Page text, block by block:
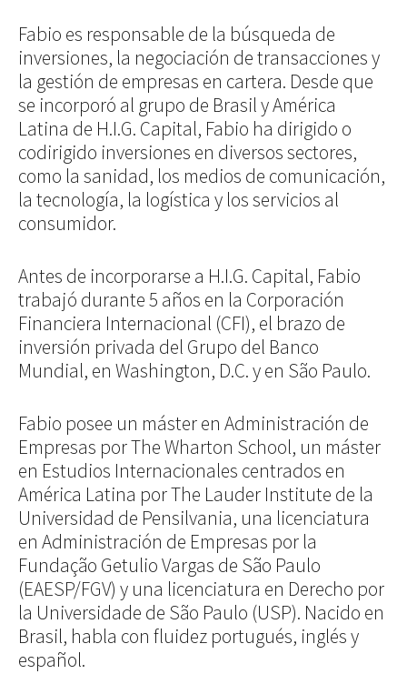
Fabio es responsable de la búsqueda de
inversiones, la negociación de transacciones y
la gestión de empresas en cartera. Desde que
se incorporó al grupo de Brasil y América
Latina de H.I.G. Capital, Fabio ha dirigido o
codirigido inversiones en diversos sectores,
como la sanidad, los medios de comunicación,
la tecnología, la logística y los servicios al
consumidor.
Antes de incorporarse a H.I.G. Capital, Fabio
trabajó durante 5 años en la Corporación
Financiera Internacional (CFI), el brazo de
inversión privada del Grupo del Banco
Mundial, en Washington, D.C. y en São Paulo.
Fabio posee un máster en Administración de
Empresas por The Wharton School, un máster
en Estudios Internacionales centrados en
América Latina por The Lauder Institute de la
Universidad de Pensilvania, una licenciatura
en Administración de Empresas por la
Fundação Getulio Vargas de São Paulo
(EAESP/FGV) y una licenciatura en Derecho por
la Universidade de São Paulo (USP). Nacido en
Brasil, habla con fluidez portugués, inglés y
español.